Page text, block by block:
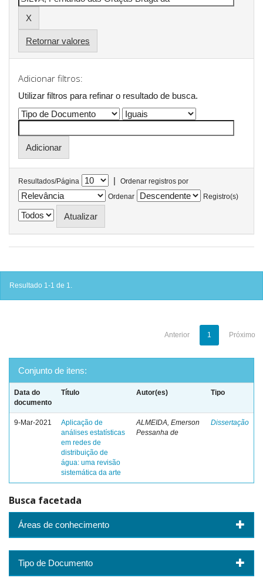
Retornar valores
Adicionar filtros:
Utilizar filtros para refinar o resultado de busca.
Resultados/Página |
Ordenar registros por
Ordenar
Registro(s)
Resultado 1-1 de 1.
Anterior 1 Próximo
Conjunto de itens:
Data do
documento
Título Autor(es) Tipo
9-Mar-2021
Aplicação de
análises estatísticas
em redes de
distribuição de
água: uma revisão
sistemática da arte
ALMEIDA, Emerson
Pessanha de
Dissertação
Busca facetada
Áreas de conhecimento
Tipo de Documento